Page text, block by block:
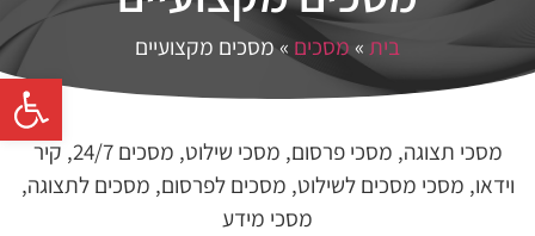
פתח
בית»מסכים »מסכים מקצועיים
מסכי תצוגה, מסכי פרסום, מסכי שילוט, מסכים 24/7, קיר
וידאו, מסכי מסכים לשילוט, מסכים לפרסום, מסכים לתצוגה,
מסכי מידע